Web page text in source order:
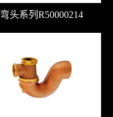
弯头系列R50000214